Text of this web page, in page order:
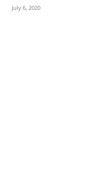
July 6, 2020